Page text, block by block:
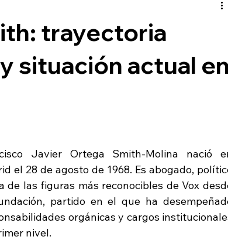
trayectoria
situación actual en
Javier Ortega Smith-Molina nació
el 28 de agosto de 1968. Es abogado,
de las figuras más reconocibles de Vox
partido en el que ha
orgánicas y cargos
nivel.